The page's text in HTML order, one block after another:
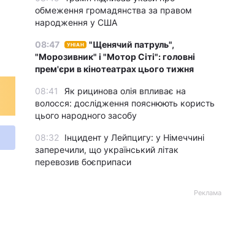
обмеження громадянства за правом
народження у США
08:47 УНІАН
"Щенячий патруль",
"Морозивник" і "Мотор Сіті": головні
прем'єри в кінотеатрах цього тижня
08:41
Як рицинова олія впливає на
волосся: дослідження пояснюють користь
цього народного засобу
08:32
Інцидент у Лейпцигу: у Німеччині
заперечили, що український літак
перевозив боєприпаси
Реклама